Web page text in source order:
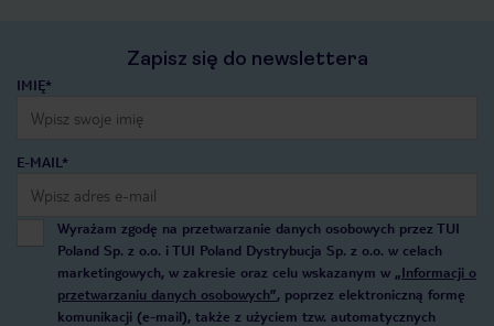
Zapisz się do newslettera
IMIĘ*
E-MAIL*
Wyrażam zgodę na przetwarzanie danych osobowych przez TUI
Poland Sp. z o.o. i TUI Poland Dystrybucja Sp. z o.o. w celach
marketingowych, w zakresie oraz celu wskazanym w „Informacji o
przetwarzaniu danych osobowych”, poprzez elektroniczną formę
komunikacji (e-mail), także z użyciem tzw. automatycznych